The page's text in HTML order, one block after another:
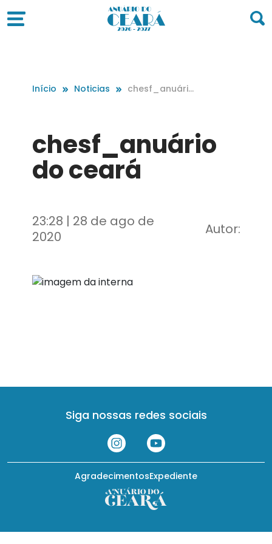
Início Noticias
chesf_anuário
chesf_anuário
do ceará
23:28 | 28 de ago de
2020
Autor:
Siga nossas redes sociais
Expediente
Agradecimentos